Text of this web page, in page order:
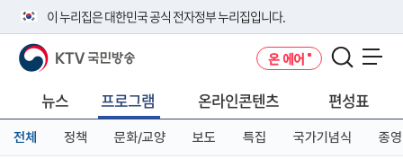
이 누리집은 대한민국 공식 전자정부 누리집입니다.
공식 누리집 주소 확인하기
니다.
이밖에 or.kr 또는 .kr등 다른 도메인 주소를 사용하고 있다면 아래 URL에
서 도메인 주소를 확인해 보세요
KTV 국민방송 온 에어
뉴스 프로그램 온라인콘텐츠 편성표
전체 정책 문화/교양 보도 특집 국가기념식 종영